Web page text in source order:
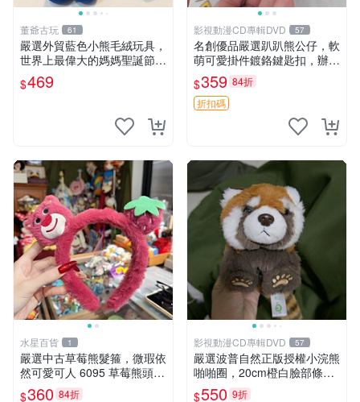
董爺古玩 61
嚴選外貿藍色小熊毛絨玩具，
世界上最偉大的媽媽聖誕節推
薦禮物 五角星 兒童玩具 母親
節
$469
影視動漫CD專輯DVD 57
名創優品嚴選趴趴熊公仔，軟
萌可愛掛件鍍鉻鍵匙扣，辦公
放松好選擇 趴趴熊 鍍鉻鍵匙
扣 萬用掛件
$359 84折
折扣碼
水星百貨 1
嚴選中古草莓熊髮箍，微瑕依
然可愛可人 6095 草莓熊頭飾
中古髮圈 熊寶 寶寶 娃娃熊髮
$360 84折
影視動漫CD專輯DVD 57
嚴選波普自然正版授權小浣熊
啪啪圈，20cm橙白臉部條紋
清晰，毛絨超萌贈品推薦。
$550 9折